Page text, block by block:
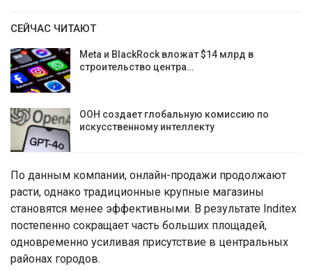
СЕЙЧАС ЧИТАЮТ
Meta и BlackRock вложат $14 млрд в
строительство центра…
ООН создает глобальную комиссию по
искусственному интеллекту
По данным компании, онлайн-продажи продолжают
расти, однако традиционные крупные магазины
становятся менее эффективными. В результате Inditex
постепенно сокращает часть больших площадей,
одновременно усиливая присутствие в центральных
районах городов.